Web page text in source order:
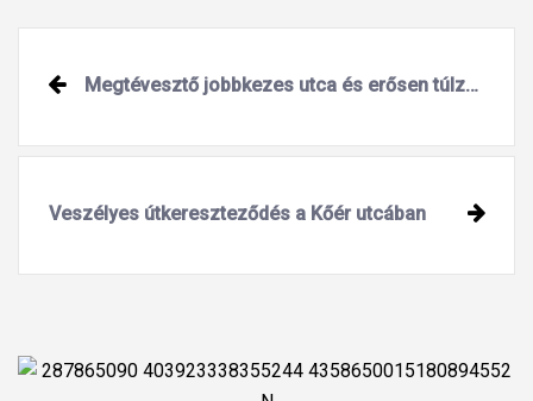
Megtévesztő jobbkezes utca és erősen túlzó 10-es tábla Száron
Veszélyes útkereszteződés a Kőér utcában